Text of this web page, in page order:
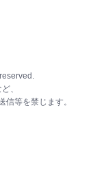
、
等を禁じます。